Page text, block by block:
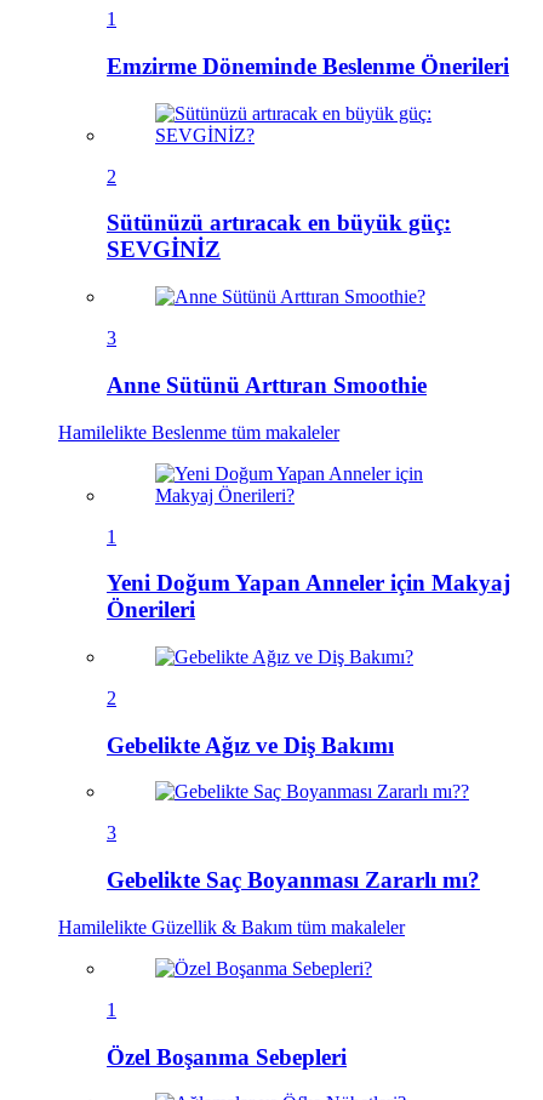
1
Emzirme Döneminde Beslenme Önerileri
2
Sütünüzü artıracak en büyük güç:
SEVGİNİZ
3
Anne Sütünü Arttıran Smoothie
Hamilelikte Beslenme tüm makaleler
1
Yeni Doğum Yapan Anneler için Makyaj
Önerileri
2
Gebelikte Ağız ve Diş Bakımı
3
Gebelikte Saç Boyanması Zararlı mı?
Hamilelikte Güzellik & Bakım tüm makaleler
1
Özel Boşanma Sebepleri